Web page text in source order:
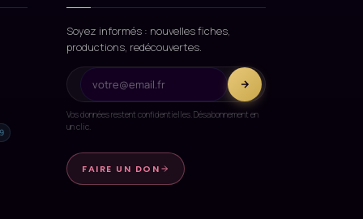
Soyez informés : nouvelles fiches,
productions, redécouvertes.
Vos données restent confidentielles. Désabonnement en
un clic.
FAIRE UN DON